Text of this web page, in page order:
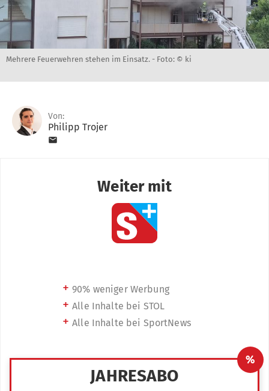
Mehrere Feuerwehren stehen im Einsatz. - Foto: © ki
Von:
Philipp Trojer